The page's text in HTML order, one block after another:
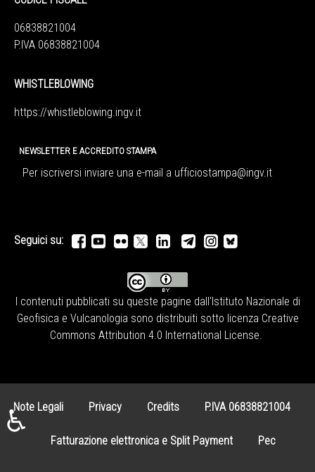
06838821004
P.IVA 06838821004
WHISTLEBLOWING
https://whistleblowing.ingv.it
NEWSLETTER E ACCREDITO STAMPA
Per iscriversi inviare una e-mail a ufficiostampa@ingv.it
Seguici su:
I contenuti pubblicati su queste pagine dall' Istituto Nazionale di
Geofisica e Vulcanologia sono distribuiti sotto licenza Creative
Commons Attribution 4.0 International License.
Note Legali Privacy Credits P.IVA 06838821004
Fatturazione elettronica e Split Payment Pec